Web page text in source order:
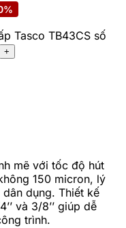
Tasco TB43CS số
mẽ với tốc độ hút
150 micron, lý
dụng. Thiết kế
và 3/8’’ giúp dễ
trình.